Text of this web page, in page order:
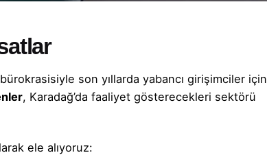
son yıllarda yabancı girişimciler için
, Karadağ’da faaliyet gösterecekleri sektörü
ele alıyoruz: